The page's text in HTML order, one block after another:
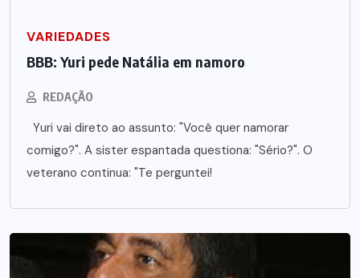
VARIEDADES
BBB: Yuri pede Natália em namoro
REDAÇÃO
Yuri vai direto ao assunto: "Você quer namorar
comigo?". A sister espantada questiona: "Sério?". O
veterano continua: "Te perguntei!